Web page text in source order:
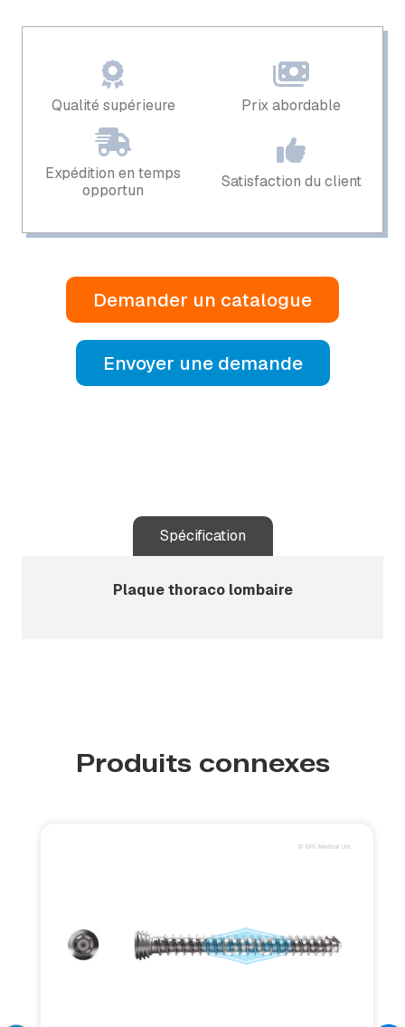
Qualité supérieure Prix ​​abordable
Expédition en temps
opportun
Satisfaction du client
Demander un catalogue
Envoyer une demande
Spécification
Plaque thoraco lombaire
Produits connexes